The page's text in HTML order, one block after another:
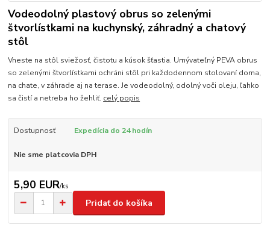
Vodeodolný plastový obrus so zelenými
štvorlístkami na kuchynský, záhradný a chatový
stôl
Vneste na stôl sviežosť, čistotu a kúsok šťastia. Umývateľný PEVA obrus
so zelenými štvorlístkami ochráni stôl pri každodennom stolovaní doma,
na chate, v záhrade aj na terase. Je vodeodolný, odolný voči oleju, ľahko
sa čistí a netreba ho žehliť. celý popis
Dostupnosť Expedícia do 24 hodín
Nie sme platcovia DPH
5,90 EUR/ks
Pridať do košíka